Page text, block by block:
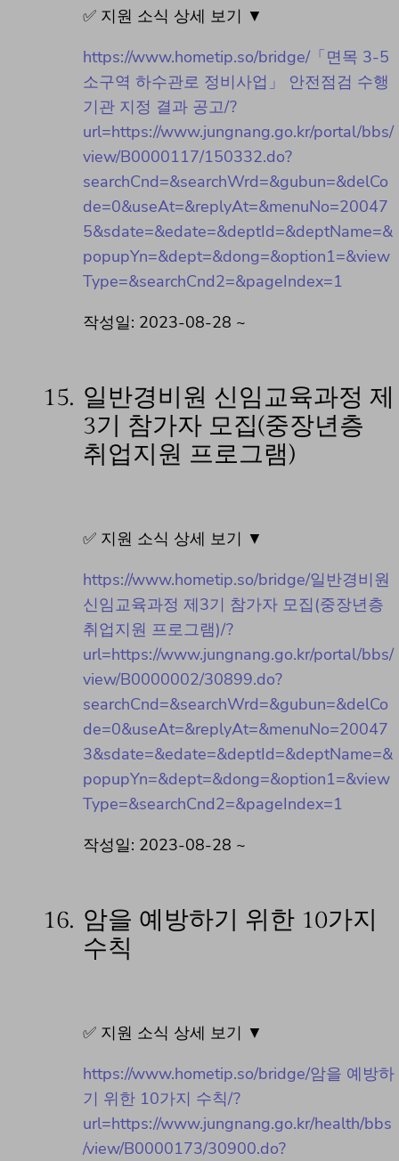
✅ 지원 소식 상세 보기 ▼
https://www.hometip.so/bridge/「면목 3-5
소구역 하수관로 정비사업」 안전점검 수행
기관 지정 결과 공고/?
url=https://www.jungnang.go.kr/portal/bbs/
view/B0000117/150332.do?
searchCnd=&searchWrd=&gubun=&delCo
de=0&useAt=&replyAt=&menuNo=20047
5&sdate=&edate=&deptId=&deptName=&
popupYn=&dept=&dong=&option1=&view
Type=&searchCnd2=&pageIndex=1
작성일: 2023-08-28 ~
15. 일반경비원 신임교육과정 제
3기 참가자 모집(중장년층
취업지원 프로그램)
✅ 지원 소식 상세 보기 ▼
https://www.hometip.so/bridge/일반경비원
신임교육과정 제3기 참가자 모집(중장년층
취업지원 프로그램)/?
url=https://www.jungnang.go.kr/portal/bbs/
view/B0000002/30899.do?
searchCnd=&searchWrd=&gubun=&delCo
de=0&useAt=&replyAt=&menuNo=20047
3&sdate=&edate=&deptId=&deptName=&
popupYn=&dept=&dong=&option1=&view
Type=&searchCnd2=&pageIndex=1
작성일: 2023-08-28 ~
16. 암을 예방하기 위한 10가지
수칙
✅ 지원 소식 상세 보기 ▼
https://www.hometip.so/bridge/암을 예방하
기 위한 10가지 수칙/?
url=https://www.jungnang.go.kr/health/bbs
/view/B0000173/30900.do?